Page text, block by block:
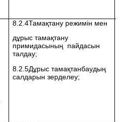
8.2.4Тамақтану режимін мен
дұрыс тамақтану
примидасының пайдасын
талдау;
8.2.5Дұрыс тамақтанбаудың
салдарын зерделеу;